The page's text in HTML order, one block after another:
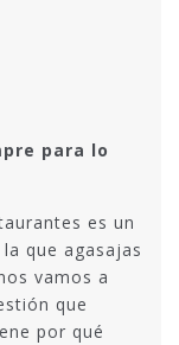
para lo
es un
que agasajas
vamos a
que
por qué